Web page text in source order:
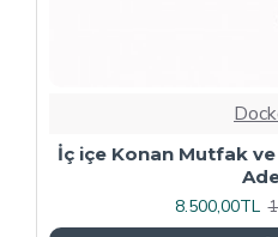
Kapitoneli Sandalye
9.600,00TL